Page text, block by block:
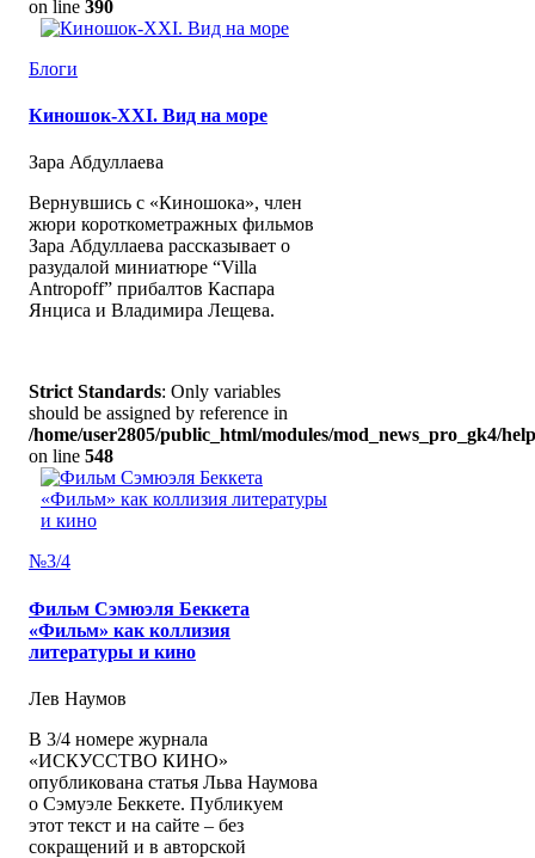
on line 390
Блоги
Киношок-XXI. Вид на море
Зара Абдуллаева
Вернувшись с «Киношока», член
жюри короткометражных фильмов
Зара Абдуллаева рассказывает о
разудалой миниатюре “Villa
Antropoff” прибалтов Каспара
Янциса и Владимира Лещева.
Strict Standards: Only variables
should be assigned by reference in
/home/user2805/public_html/modules/mod_news_pro_gk4/
on line 548
№3/4
Фильм Сэмюэля Беккета
«Фильм» как коллизия
литературы и кино
Лев Наумов
В 3/4 номере журнала
«ИСКУССТВО КИНО»
опубликована статья Льва Наумова
о Сэмуэле Беккете. Публикуем
этот текст и на сайте – без
сокращений и в авторской